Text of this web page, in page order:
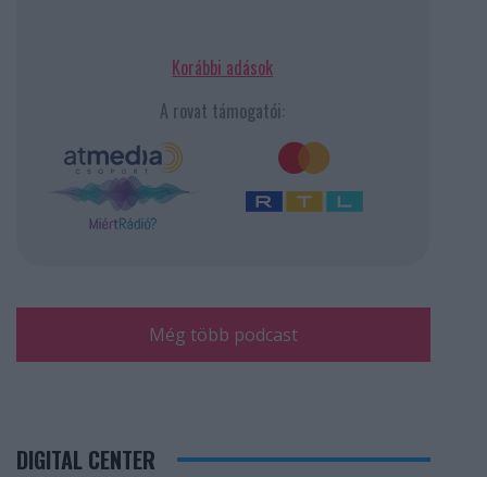
Korábbi adások
A rovat támogatói:
Még több podcast
DIGITAL CENTER